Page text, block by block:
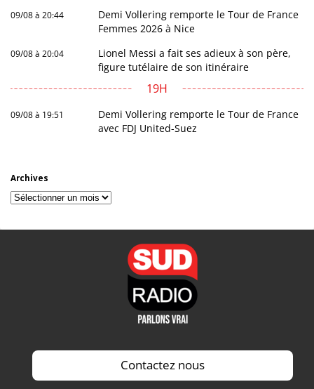
09/08 à 20:44
Demi Vollering remporte le Tour de France
Femmes 2026 à Nice
09/08 à 20:04
Lionel Messi a fait ses adieux à son père,
figure tutélaire de son itinéraire
19H
09/08 à 19:51
Demi Vollering remporte le Tour de France
avec FDJ United-Suez
Archives
Archives
Contactez nous